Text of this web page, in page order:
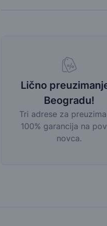
Lično
Beogradu!
Tri adrese za
100% garancija na
novca.